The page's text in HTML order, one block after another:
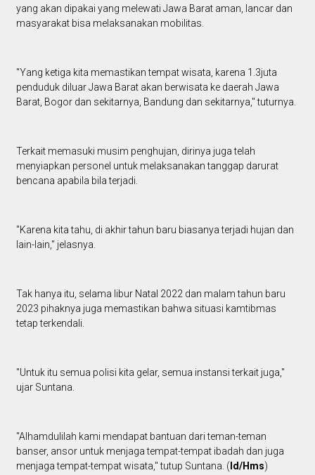
yang akan dipakai yang melewati Jawa Barat aman, lancar dan
masyarakat bisa melaksanakan mobilitas.
"Yang ketiga kita memastikan tempat wisata, karena 1.3juta
penduduk diluar Jawa Barat akan berwisata ke daerah Jawa
Barat, Bogor dan sekitarnya, Bandung dan sekitarnya," tuturnya.
Terkait memasuki musim penghujan, dirinya juga telah
menyiapkan personel untuk melaksanakan tanggap darurat
bencana apabila bila terjadi.
"Karena kita tahu, di akhir tahun baru biasanya terjadi hujan dan
lain-lain," jelasnya.
Tak hanya itu, selama libur Natal 2022 dan malam tahun baru
2023 pihaknya juga memastikan bahwa situasi kamtibmas
tetap terkendali.
"Untuk itu semua polisi kita gelar, semua instansi terkait juga,"
ujar Suntana.
"Alhamdulilah kami mendapat bantuan dari teman-teman
banser, ansor untuk menjaga tempat-tempat ibadah dan juga
menjaga tempat-tempat wisata," tutup Suntana. (Id/Hms)